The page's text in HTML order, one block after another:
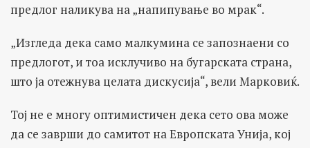
предлог наликува на „напипување во мрак“.
„Изгледа дека само малкумина се запознаени со
предлогот, и тоа исклучиво на бугарската страна,
што ја отежнува целата дискусија“, вели Марковиќ.
Тој не е многу оптимистичен дека сето ова може
да се заврши до самитот на Европската Унија, кој